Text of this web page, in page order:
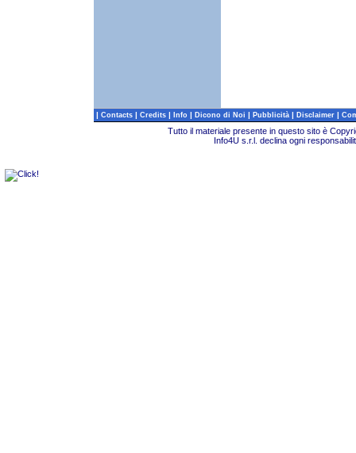
| Contacts | Credits | Info | Dicono di Noi | Pubblicità | Disclaimer |
Tutto il materiale presente in questo sito è
Info4U s.r.l. declina ogni